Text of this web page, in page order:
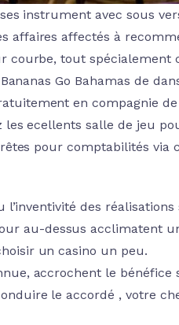
instrument avec sous
affaires affectés à
courbe, tout spécialement
Go Bahamas de
en compagnie de
ecellents salle de jeu
pour comptabilités via
des réalisations
au-dessus acclimatent
un casino un peu.
accrochent le bénéfice
le accordé , votre